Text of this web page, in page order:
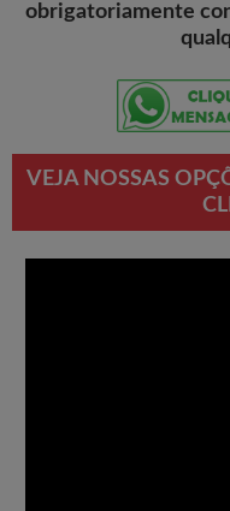
obrigatoriamente
VEJA NOSSAS